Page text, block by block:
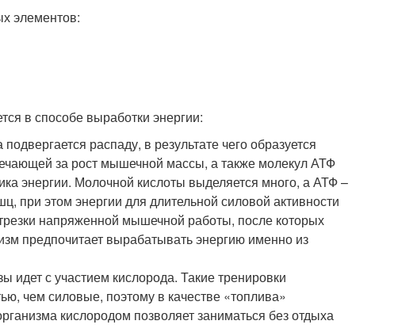
элементов:
в способе выработки энергии:
распаду, в результате чего образуется
за рост мышечной массы, а также молекул АТФ
энергии. Молочной кислоты выделяется много, а АТФ –
при этом энергии для длительной силовой активности
напряженной мышечной работы, после которых
предпочитает вырабатывать энергию именно из
идет с участием кислорода. Такие тренировки
чем силовые, поэтому в качестве «топлива»
кислородом позволяет заниматься без отдыха